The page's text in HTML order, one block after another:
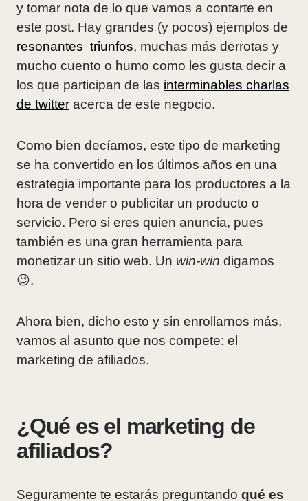
y tomar nota de lo que vamos a contarte en
este post. Hay grandes (y pocos) ejemplos de
resonantes triunfos, muchas más derrotas y
mucho cuento o humo como les gusta decir a
los que participan de las interminables charlas
de twitter acerca de este negocio.
Como bien decíamos, este tipo de marketing
se ha convertido en los últimos años en una
estrategia importante para los productores a la
hora de vender o publicitar un producto o
servicio. Pero si eres quien anuncia, pues
también es una gran herramienta para
monetizar un sitio web. Un win-win digamos
😉.
Ahora bien, dicho esto y sin enrollarnos más,
vamos al asunto que nos compete: el
marketing de afiliados.
¿Qué es el marketing de
afiliados?
Seguramente te estarás preguntando qué es